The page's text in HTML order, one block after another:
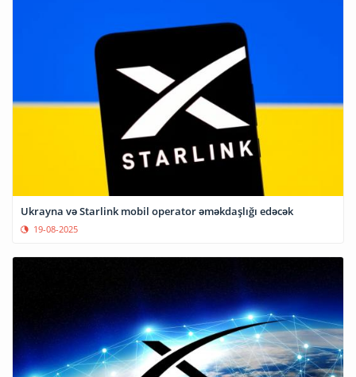
Ukrayna və Starlink mobil operator əməkdaşlığı edəcək
19-08-2025